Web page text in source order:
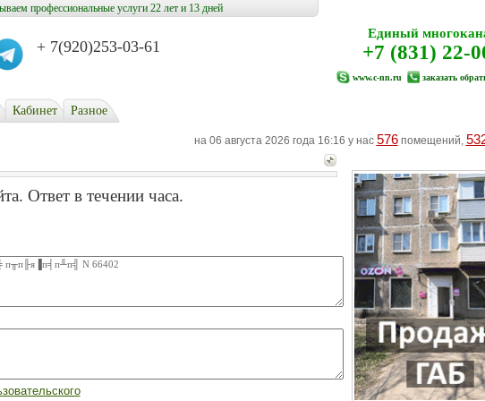
профессиональные услуги 22 лет и 13 дней
+ 7(920)253-03-61
Единый
+7 (831) 22-
www.c-nn.ru заказать
Кабинет Разное
на 06 августа 2026 года 16:16 у нас 576помещений,
Ответ в течении часа.